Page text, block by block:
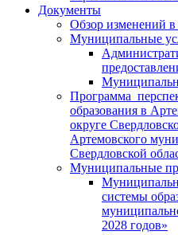
Документы
Обзор изменений в
Муниципальные
Программа
образования в
округе
Артемовского
Свердловской
Муниципальные
системы
2028 годов»